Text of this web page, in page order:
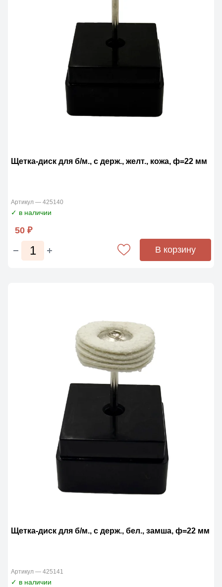
Щетка-диск для б/м., с держ., желт., кожа, ф=22 мм
Артикул — 425140
✓ в наличии
50 ₽
В корзину
Щетка-диск для б/м., с держ., бел., замша, ф=22 мм
Артикул — 425141
✓ в наличии